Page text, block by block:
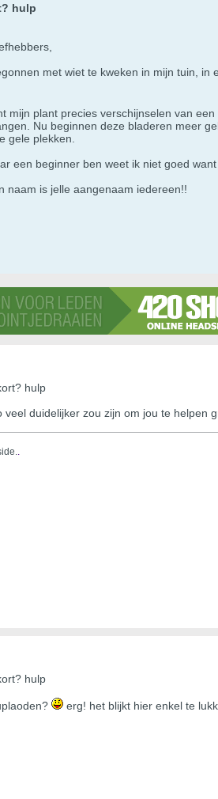
hulp
met wiet te kweken in mijn tuin,
mijn plant precies verschijnselen van
Nu beginnen deze bladeren meer
gele plekken.
een beginner ben weet ik niet goed
naam is jelle aangenaam iedereen!!
hulp
veel duidelijker zou zijn om jou te helpen
hulp
erg! het blijkt hier enkel te